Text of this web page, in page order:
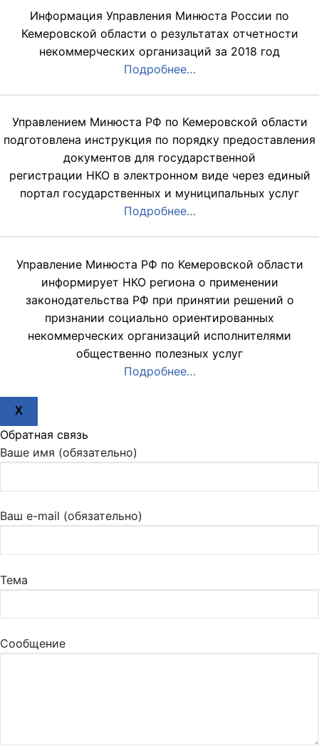
Информация Управления Минюста России по
Кемеровской области о результатах отчетности
некоммерческих организаций за 2018 год
Подробнее…
Управлением Минюста РФ по Кемеровской области
подготовлена инструкция по порядку предоставления
документов для государственной
регистрации НКО в электронном виде через единый
портал государственных и муниципальных услуг
Подробнее…
Управление Минюста РФ по Кемеровской области
информирует НКО региона о применении
законодательства РФ при принятии решений о
признании социально ориентированных
некоммерческих организаций исполнителями
общественно полезных услуг
Подробнее…
X
Обратная связь
Ваше имя (обязательно)
Ваш e-mail (обязательно)
Тема
Сообщение